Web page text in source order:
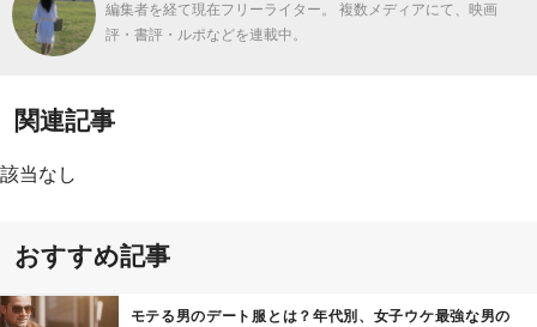
編集者を経て現在フリーライター。 複数メディアにて、映画
評・書評・ルポなどを連載中。
関連記事
該当なし
おすすめ記事
モテる男のデート服とは？年代別、女子ウケ最強な男の